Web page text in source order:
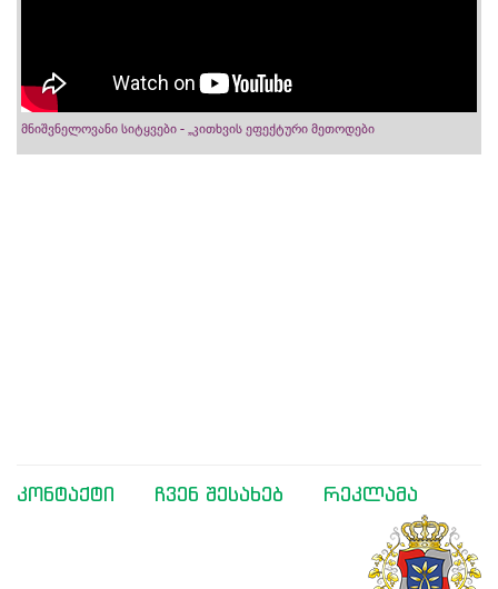
მნიშვნელოვანი სიტყვები - „კითხვის ეფექტური მეთოდები
კონტაქტი ჩვენ შესახებ რეკლამა